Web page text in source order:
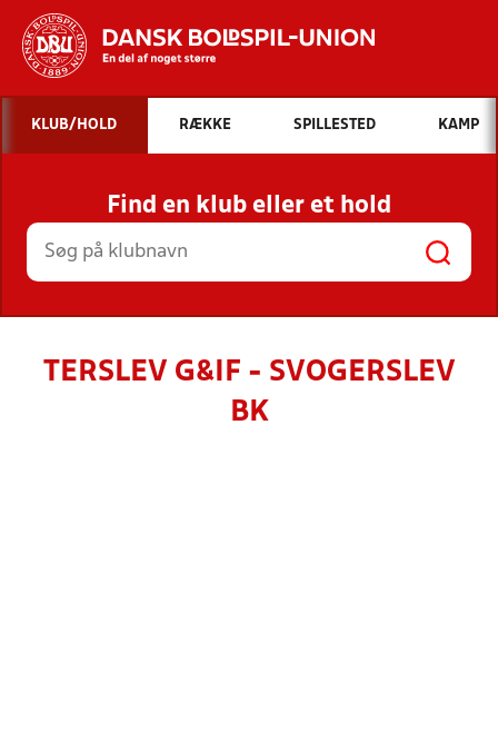
Hvad vil du søge efter?
INDHOLD OG NYHEDER
STILLINGER, RESULTATER, KLUBBER OG
HOLD
KLUB/HOLD RÆKKE SPILLESTED KAMP
Find en klub eller et hold
TERSLEV G&IF - SVOGERSLEV
BK